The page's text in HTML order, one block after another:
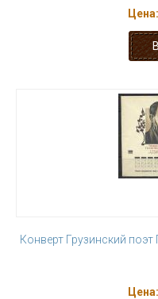
Цена:
Конверт Грузинский поэт
Цена: